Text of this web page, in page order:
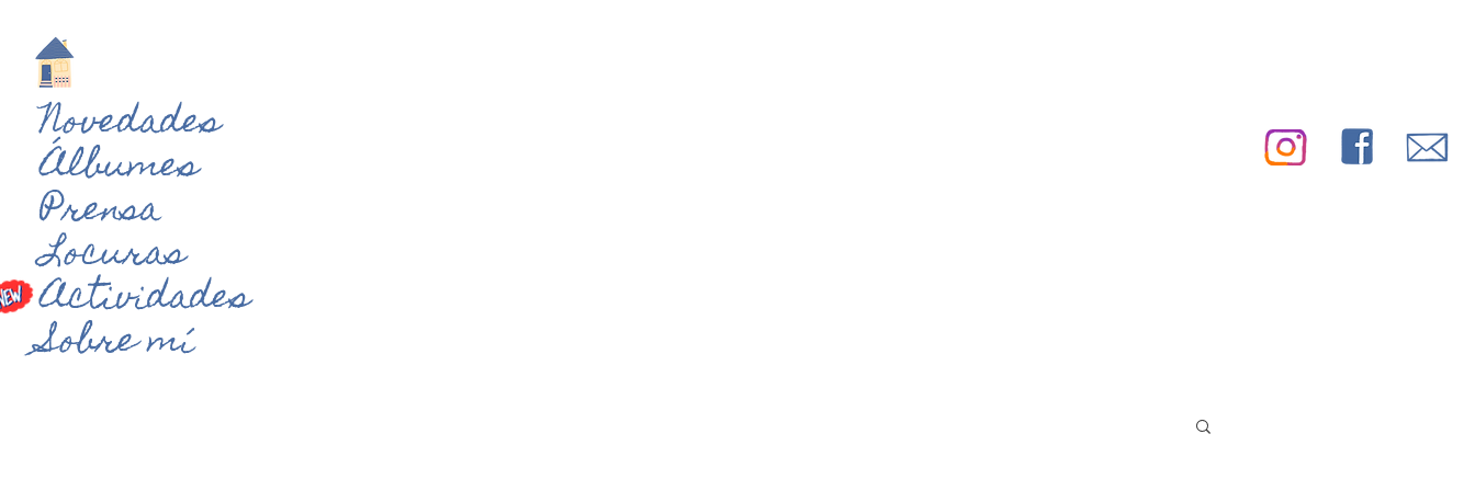
Novedades
Álbumes
Prensa
Locuras
Actividades
Sobre mí